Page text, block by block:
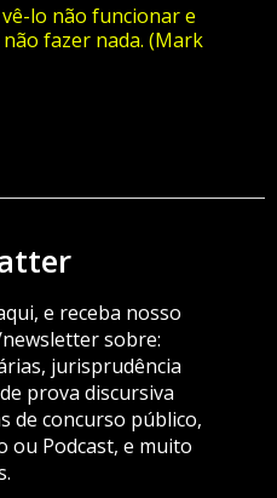
lo não funcionar e
fazer nada. (Mark
e receba nosso
sobre:
jurisprudência
prova discursiva
de concurso público,
ou Podcast, e muito